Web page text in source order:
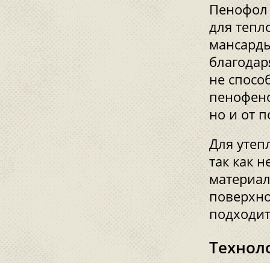
Пенофол
для
не
но и от
Для
так как